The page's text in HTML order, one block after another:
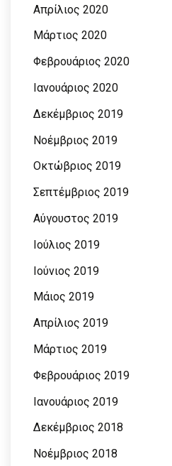
Απρίλιος 2020
Μάρτιος 2020
Φεβρουάριος 2020
Ιανουάριος 2020
Δεκέμβριος 2019
Νοέμβριος 2019
Οκτώβριος 2019
Σεπτέμβριος 2019
Αύγουστος 2019
Ιούλιος 2019
Ιούνιος 2019
Μάιος 2019
Απρίλιος 2019
Μάρτιος 2019
Φεβρουάριος 2019
Ιανουάριος 2019
Δεκέμβριος 2018
Νοέμβριος 2018